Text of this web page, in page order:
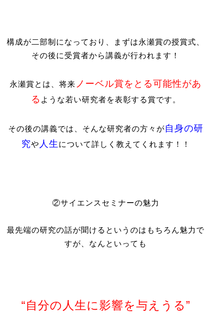
構成が二部制になっており、まずは永瀬賞の授賞式、
その後に受賞者から講義が行われます！
永瀬賞とは、将来 ノーベル賞をとる可能性があ
る ような若い研究者を表彰する賞です。
その後の講義では、そんな研究者の方々が自身の研
究や 人生 について詳しく教えてくれます！！
②サイエンスセミナーの魅力
最先端の研究の話が聞けるというのはもちろん魅力で
すが、なんといっても
“自分の人生に影響を与えうる”